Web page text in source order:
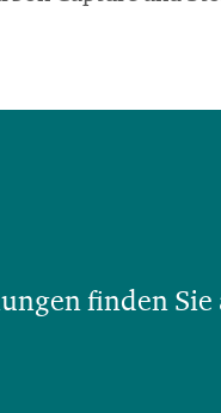
finden